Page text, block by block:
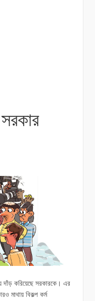
দাঁড় করিয়েছে সরকারকে। এর
মাথায় বিকল্প কর্ম